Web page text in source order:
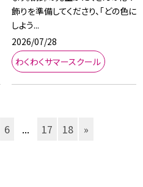
飾りを準備してくださり、「どの色に
しよう...
2026/07/28
わくわくサマースクール
6 ... 17 18 »